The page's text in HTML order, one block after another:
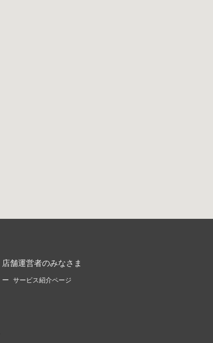
店舗運営者のみなさま
サービス紹介ページ